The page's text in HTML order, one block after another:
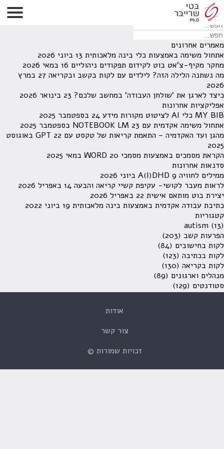
לא נמצאו תוצאות תחת קטגוריה זו.
מחפש משהו מסויים? השתמש בחיפוש
מאמרים אחרונים
אתחול משימה באמצעות כלי בינה מלאכותית 13 ביוני 2026
מחקר מקיף-צ'אט בוט לקידום תפקודים ניהוליים 16 במאי 2026
מה נשתנה הלילה הזה? לילדים עם לקות בקשב ובקריאה
27 במרץ
2026
כיצד לארגן את 'שולחן העבודה' במחשב שלכם? 23 בינואר 2026
אפליקציות אחרונות
MY BIB כלי AI לציטוט מקורות מידע
24 בספטמבר 2025
אתחול משימה אקדמית עם NOTEBOOK LM 23 בספטמבר 2025
מהגן ועד האקדמיה – התאמת קריאות של טקסט עם GPT
22 באוגוסט
2025
הקראת מסמכים באמצעות מסמכי WORD 20 במאי 2025
סדנאות אחרונות
ממילים לחוויה A(I)DHD 9 ביוני 2026
לראות מעבר לקושי- עקיפת קשיי קריאה והבעה 14 באפריל 2026
יצירת בוט מותאם אישית 22 באפריל 2026
כתיבת עבודה אקדמית באמצעות בינה מלאכותית 19 ביוני 2022
קטגוריות
autism (13)
הפרעות קשב (203)
לקות בחישובים (84)
לקות בכתיבה (123)
לקות בקריאה (130)
מנהלים וארגונים (89)
סטודנטים (129)
אודות
צור קשר
זכויות שמורות ©